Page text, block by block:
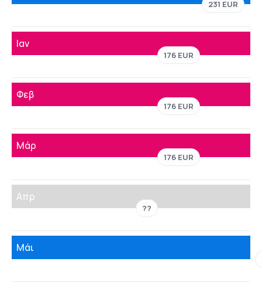
231 EUR
Ιαν
176 EUR
Φεβ
176 EUR
Μάρ
176 EUR
Απρ
??
Μάι